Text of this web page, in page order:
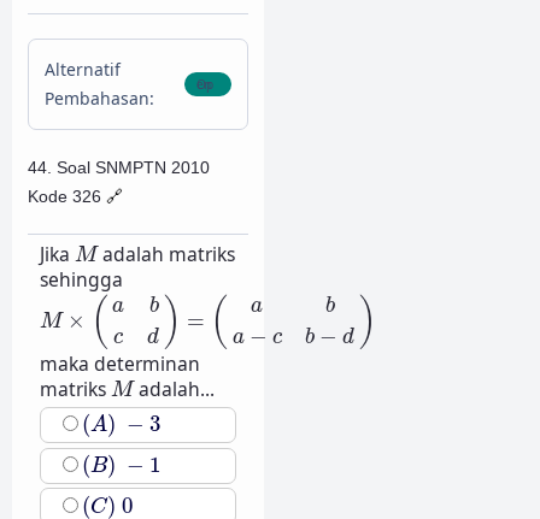
Alternatif
Pembahasan:
44. Soal SNMPTN 2010
Kode 326 🔗
Jika M
Madalah matriks
sehingga
M × ( a
b
c
d ) = ( a
b
a − c b − d )
M×(abcd =(a c −d
maka determinan
matriks M
Madalah...
(A) − 3
(A)−3
(B) − 1
(B)−1
(C) 0
(C)0